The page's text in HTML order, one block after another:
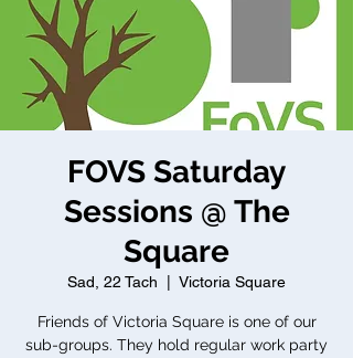
FOVS Saturday
Sessions @ The
Square
Sad, 22 Tach Victoria Square
Friends of Victoria Square is one of our
sub-groups. They hold regular work party